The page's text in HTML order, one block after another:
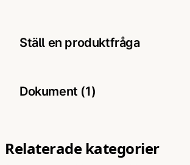
kontrollerad. Du kan rikta medlet
behövs, även på mindre eller
risken för repor på underlaget. Det
med bättre resultat."
Ställ en produktfråga
Fråga oss något om denna
name
Namn
Dokument (1)
Relaterade kategorier